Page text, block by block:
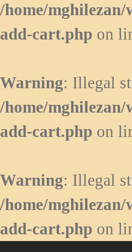
/home/
add-cart.php on
Warning: Illegal
/home/
add-cart.php on
Warning: Illegal
/home/
add-cart.php on